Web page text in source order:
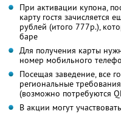
При активации купона,
карту гостя зачисляется
рублей (итого 777р.),
баре
Для получения карты
номер мобильного
Посещая заведение, все
региональные
(возможно потребуются
В акции могут